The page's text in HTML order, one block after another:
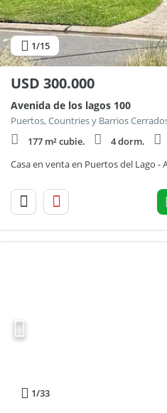
1/15
USD 300.000
Avenida de los lagos 100
Puertos, Countries y Barrios
177 m² cubie.
4 dorm.
Casa en venta en Puertos del Lago -
1/33